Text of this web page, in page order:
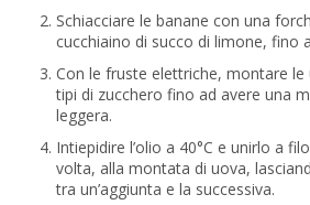
Schiacciare le banane con una
cucchiaino di succo di limone, fino
Con le fruste elettriche, montare le
tipi di zucchero fino ad avere una
leggera.
Intiepidire l’olio a 40°C e unirlo a
volta, alla montata di uova,
tra un’aggiunta e la successiva.